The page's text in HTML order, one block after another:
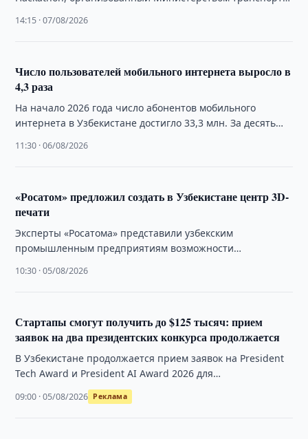
течение трёх дней …
14:15 · 07/08/2026
Число пользователей мобильного интернета выросло в
4,3 раза
На начало 2026 года число абонентов мобильного
интернета в Узбекистане достигло 33,3 млн. За десять
11:30 · 06/08/2026
«Росатом» предложил создать в Узбекистане центр 3D-
печати
Эксперты «Росатома» представили узбекским
промышленным предприятиям возможности
аддитивных технологий.
10:30 · 05/08/2026
Стартапы смогут получить до $125 тысяч: прием
заявок на два президентских конкурса продолжается
В Узбекистане продолжается прием заявок на President
Tech Award и President AI Award 2026 для
технологических и AI-стартапов. Общий фонд …
09:00 · 05/08/2026 Реклама